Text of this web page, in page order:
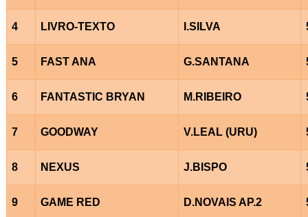
4 LIVRO-TEXTO I.SILVA
5 FAST ANA G.SANTANA
6 FANTASTIC BRYAN M.RIBEIRO
7 GOODWAY V.LEAL (URU)
8 NEXUS J.BISPO
9 GAME RED D.NOVAIS AP.2